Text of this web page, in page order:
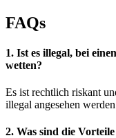
FAQs
1. Ist es illegal, bei
wetten?
Es ist rechtlich riskant
illegal angesehen
2. Was sind die